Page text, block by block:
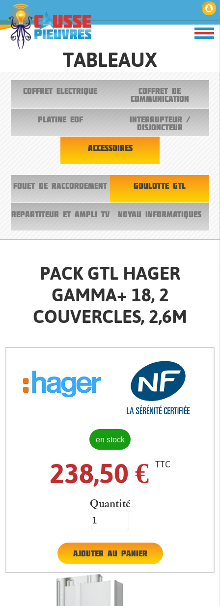
TABLEAUX
COFFRET ELECTRIQUE
COFFRET DE
COMMUNICATION
PLATINE EDF
INTERRUPTEUR /
DISJONCTEUR
ACCESSOIRES
FOUET DE RACCORDEMENT GOULOTTE GTL
REPARTITEUR ET AMPLI TV NOYAU INFORMATIQUES
PACK GTL HAGER
GAMMA+ 18, 2
COUVERCLES, 2,6M
en stock
238,50 € TTC
Quantité